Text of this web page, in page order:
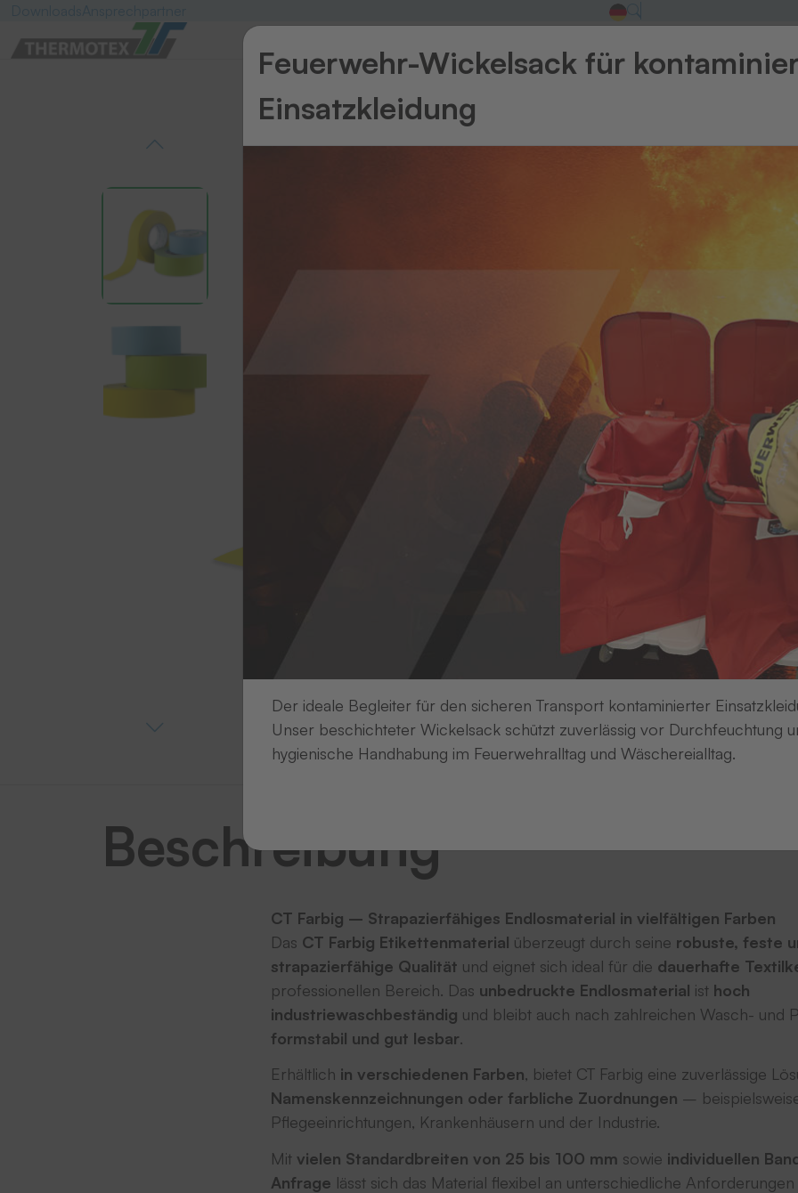
Für eine
Beschreibung
CT Farbig – Strapazierfähiges Endlosmaterial in vielfältigen Farben
Das CT Farbig Etikettenmaterial überzeugt durch seine robuste, feste
strapazierfähige Qualität und eignet sich ideal für die dauerhafte
professionellen Bereich. Das unbedruckte Endlosmaterial ist hoch
industriewaschbeständig und bleibt auch nach zahlreichen Wasch- und
formstabil und gut lesbar.
Erhältlich in verschiedenen Farben, bietet CT Farbig eine zuverlässige
Namenskennzeichnungen oder farbliche Zuordnungen –
Pflegeeinrichtungen, Krankenhäusern und der Industrie.
Mit vielen Standardbreiten von 25 bis 100 mm sowie individuellen
Anfrage lässt sich das Material flexibel an unterschiedliche Anforderungen
Feuerwehr-Wickelsack für
Einsatzkleidung
Der ideale Begleiter für den sicheren Transport kontaminierter
Unser beschichteter Wickelsack schützt zuverlässig vor Durchfeuchtung
hygienische Handhabung im Feuerwehralltag und Wäschereialltag.